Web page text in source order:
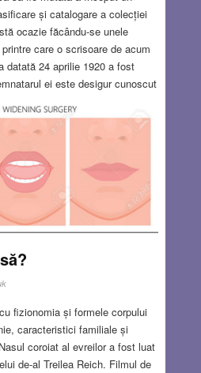
și catalogare a colecției
ocazie făcându-se unele
care o scrisoare de acum
datată 24 aprilie 1920 a fost
ei este desigur cunoscut
și azi mulți îl consideră
Mai puțin cunoscut este
Nissim Elias Benjamin Ezra
familii evreiești originare din
la Shanghai.
Read more…
8 COMMENTS
fizionomia și formele corpului
caracteristici familiale și
coroiat al evreilor a fost luat
de-al Treilea Reich. Filmul de